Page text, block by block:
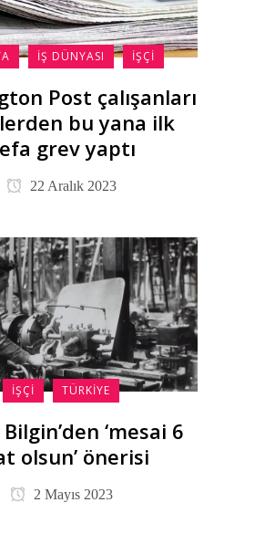
İŞ DÜNYASI İŞÇI
Post çalışanları
bu yana ilk
grev yaptı
22 Aralık 2023
İŞÇI TÜRKIYE
‘mesai 6
olsun’ önerisi
2 Mayıs 2023